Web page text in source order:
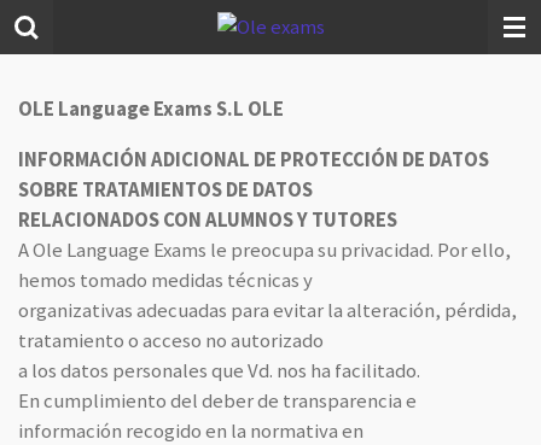
Ir
al
principal
OLE Language Exams S.L OLE
INFORMACIÓN ADICIONAL DE PROTECCIÓN DE DATOS
SOBRE TRATAMIENTOS DE DATOS
RELACIONADOS CON ALUMNOS Y TUTORES
A Ole Language Exams le preocupa su privacidad. Por ello,
hemos tomado medidas técnicas y
organizativas adecuadas para evitar la alteración, pérdida,
tratamiento o acceso no autorizado
a los datos personales que Vd. nos ha facilitado.
En cumplimiento del deber de transparencia e
información recogido en la normativa en